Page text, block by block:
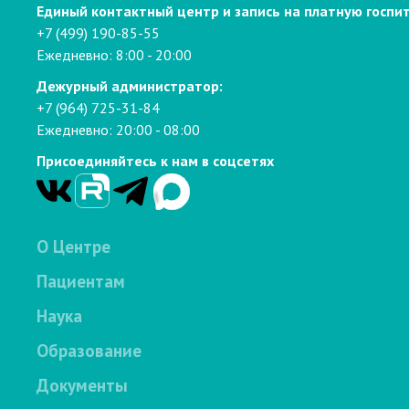
Единый контактный центр и запись на платную
+7 (499) 190-85-55
Ежедневно: 8:00 - 20:00
Дежурный администратор:
+7 (964) 725-31-84
Ежедневно: 20:00 - 08:00
Присоединяйтесь к нам в соцсетях
О Центре
Пациентам
Наука
Образование
Документы